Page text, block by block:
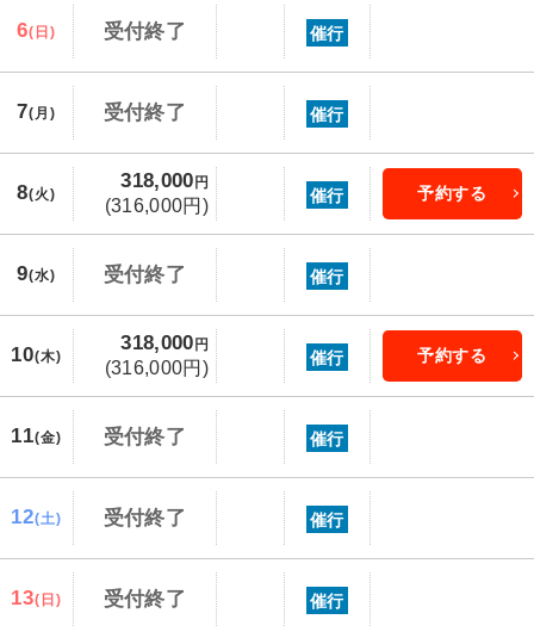
6(日) 受付終了 催行
7(月) 受付終了 催行
8(火)
318,000 円
(316,000円)
催行 予約する
9(水) 受付終了 催行
10(木)
318,000 円
(316,000円)
催行 予約する
11(金) 受付終了 催行
12(土) 受付終了 催行
13(日) 受付終了 催行